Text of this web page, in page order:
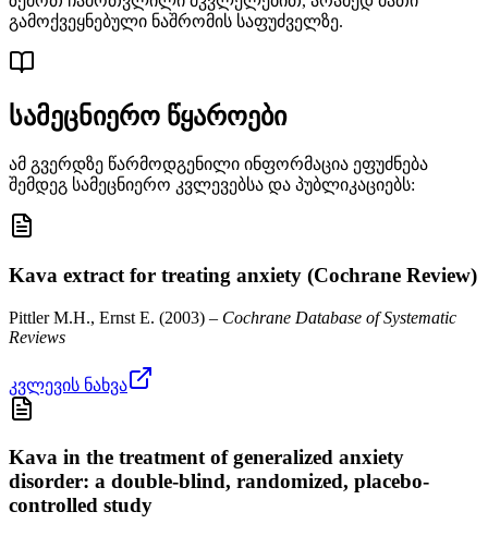
გამოქვეყნებული ნაშრომის საფუძველზე.
სამეცნიერო წყაროები
ამ გვერდზე წარმოდგენილი ინფორმაცია ეფუძნება
შემდეგ სამეცნიერო კვლევებსა და პუბლიკაციებს:
Kava extract for treating anxiety (Cochrane Review)
Pittler M.H., Ernst E. (2003) – Cochrane Database of Systematic
Reviews
კვლევის ნახვა
Kava in the treatment of generalized anxiety
disorder: a double-blind, randomized, placebo-
controlled study